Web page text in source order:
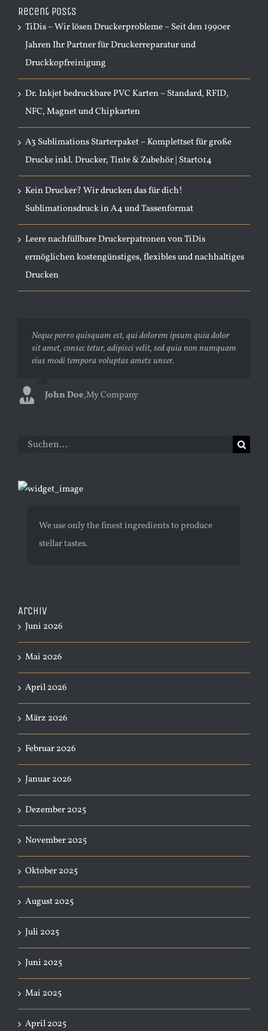
Recent Posts
TiDis – Wir lösen Druckerprobleme – Seit den 1990er
Jahren Ihr Partner für Druckerreparatur und
Druckkopfreinigung
Dr. Inkjet bedruckbare PVC Karten – Standard, RFID,
NFC, Magnet und Chipkarten
A3 Sublimations Starterpaket – Komplettset für große
Drucke inkl. Drucker, Tinte & Zubehör | Start014
Kein Drucker? Wir drucken das für dich!
Sublimationsdruck in A4 und Tassenformat
Leere nachfüllbare Druckerpatronen von TiDis
ermöglichen kostengünstiges, flexibles und nachhaltiges
Drucken
Neque porro quisquam est, qui dolorem ipsum quia dolor
sit amet, consec tetur, adipisci velit, sed quia non numquam
eius modi tempora voluptas amets unser.
John Doe,My Company
Aliquam erat volutpat. Quisque at est id ligula facilisis
laoreet eget pulvinar nibh. Suspendisse at ultrices dui.
Curabitur ac felis arcu sadips ipsums fugiats nemis.
Luke Beck,Theme Fusion
Suche
We use only the finest ingredients to produce
stellar tastes.
Archiv
Juni 2026
Mai 2026
April 2026
März 2026
Februar 2026
Januar 2026
Dezember 2025
November 2025
Oktober 2025
August 2025
Juli 2025
Juni 2025
Mai 2025
April 2025